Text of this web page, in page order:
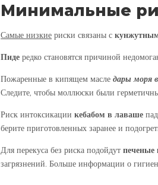
Минимальные
Самые низкие риски связаны с
Пиде редко становятся причиной
Пожаренные в кипящем маследары моря в
Следите, чтобы моллюски были
Риск интоксикациикебабом в лаваше
берите приготовленных заранее и
Для перекуса без риска подойдут
загрязнений. Больше информации о